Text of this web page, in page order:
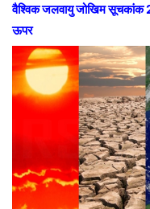
वैश्विक जलवायु जोखिम सूचकांक
ऊपर